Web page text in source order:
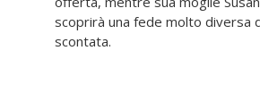
scontata.